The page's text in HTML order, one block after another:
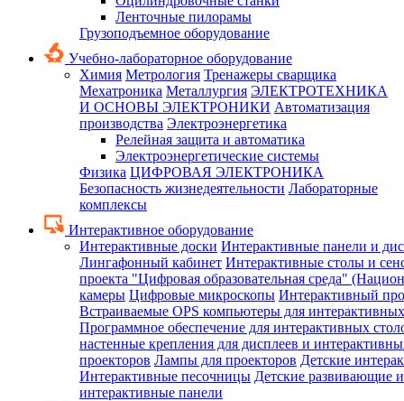
Ленточные пилорамы
Грузоподъемное оборудование
Учебно-лабораторное оборудование
Химия Метрология Тренажеры сварщика
Мехатроника Металлургия ЭЛЕКТРОТЕХНИКА
И ОСНОВЫ ЭЛЕКТРОНИКИ Автоматизация
производства Электроэнергетика
Релейная защита и автоматика
Электроэнергетические системы
Физика ЦИФРОВАЯ ЭЛЕКТРОНИКА
Безопасность жизнедеятельности Лабораторные
комплексы
Интерактивное оборудование
Интерактивные доски Интерактивные панели и
Лингафонный кабинет Интерактивные столы и
проекта "Цифровая образовательная среда"
камеры Цифровые микроскопы Интерактивный
Встраиваемые OPS компьютеры для
Программное обеспечение для интерактивных
настенные крепления для дисплеев и
проекторов Лампы для проекторов Детские
Интерактивные песочницы Детские развивающие
интерактивные панели